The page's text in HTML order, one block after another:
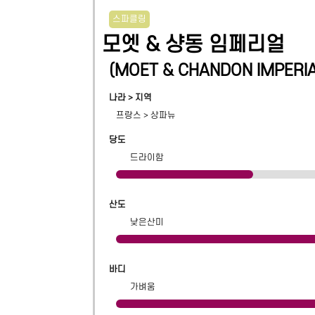
스파클링
모엣 & 샹동 임페리얼
(MOET & CHANDON
나라 > 지역
프랑스 > 상파뉴
당도
드라이함
산도
낮은산미
바디
가벼움